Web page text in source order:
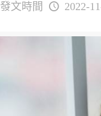
發文時間 2022-